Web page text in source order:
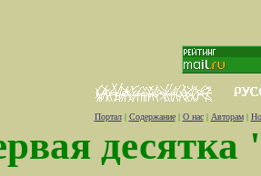
Портал| Содержание| О нас| Авторам|
десятка